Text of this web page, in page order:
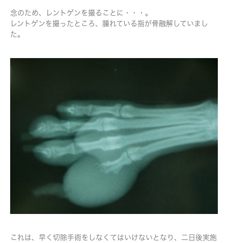
念のため、レントゲンを撮ることに・・・。
レントゲンを撮ったところ、腫れている指が骨融解していまし
た。
これは、早く切除手術をしなくてはいけないとなり、二日後実施